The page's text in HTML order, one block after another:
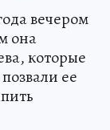
вечером
она
которые
ее